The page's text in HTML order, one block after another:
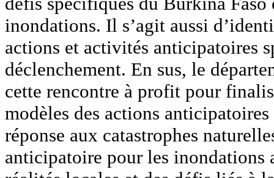
inondations. Il s’agit aussi
actions et activités anticipatoires
déclenchement. En sus, le
cette rencontre à profit pour
modèles des actions
réponse aux catastrophes
anticipatoire pour les inondations